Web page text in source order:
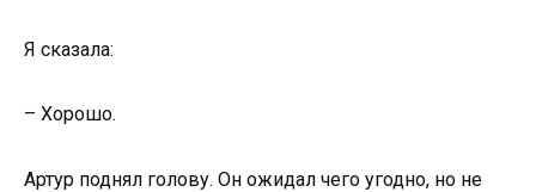
Я сказала:
– Хорошо.
Артур поднял голову. Он ожидал чего угодно, но не